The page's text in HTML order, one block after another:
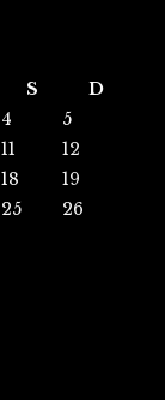
S
D
4
5
11
12
18
19
25
26